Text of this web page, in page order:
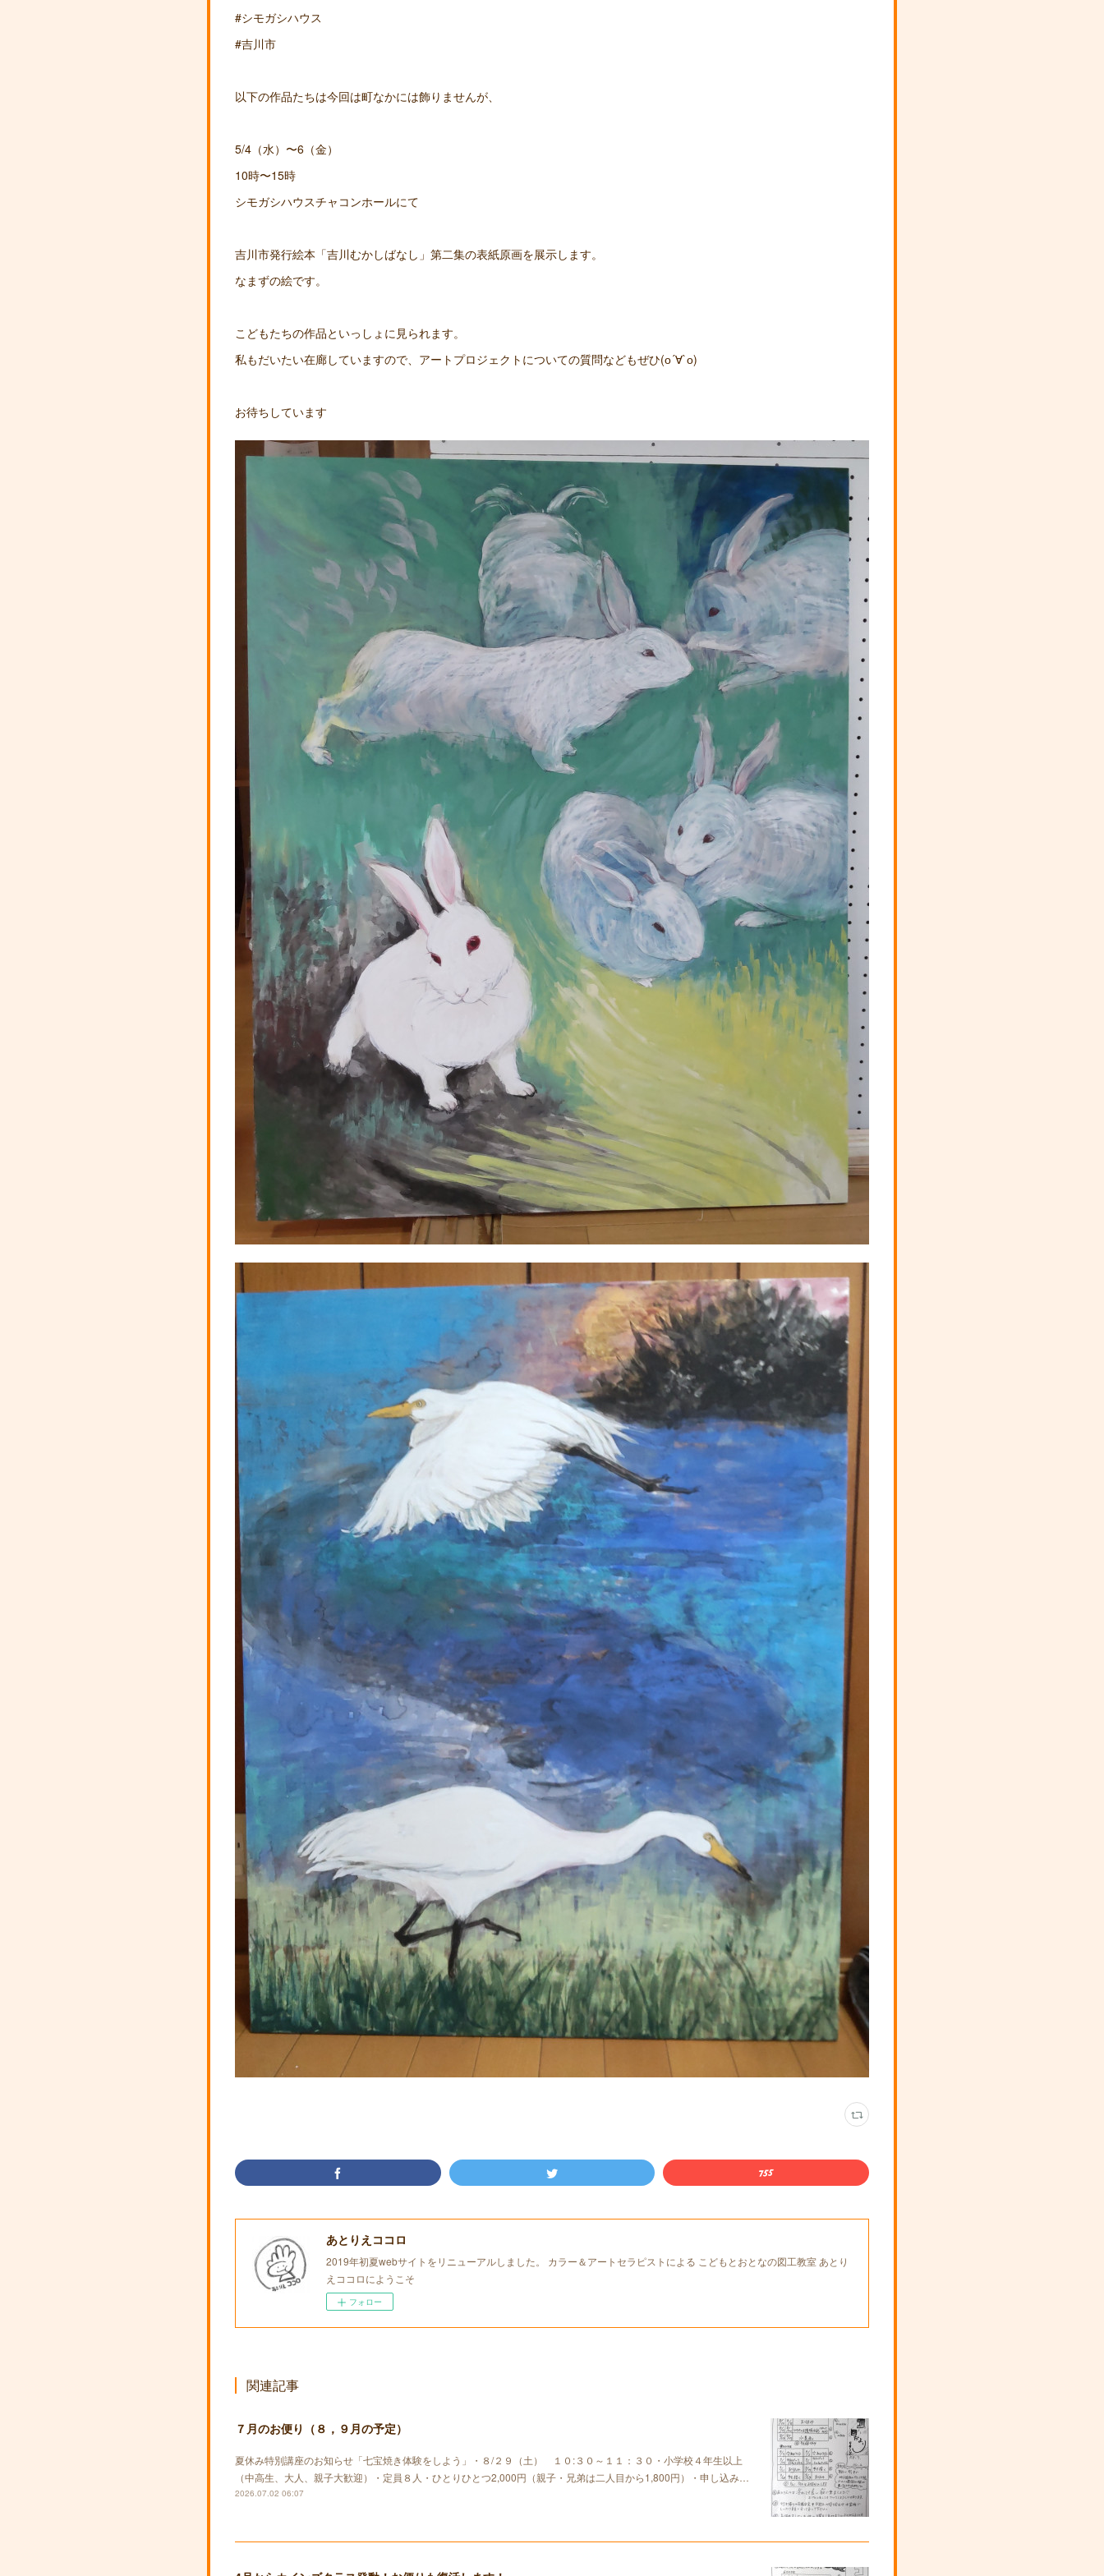
#シモガシハウス
#吉川市
以下の作品たちは今回は町なかには飾りませんが、
5/4（水）〜6（金）
10時〜15時
シモガシハウスチャコンホールにて
吉川市発行絵本「吉川むかしばなし」第二集の表紙原画を展示します。
なまずの絵です。
こどもたちの作品といっしょに見られます。
私もだいたい在廊していますので、アートプロジェクトについての質問などもぜひ(о´∀`о)
お待ちしています
あとりえココロ
2019年初夏webサイトをリニューアルしました。 カラー＆アートセラピストによる こどもとおとなの図工教室 あとり
えココロにようこそ
フォロー
関連記事
７月のお便り（８，９月の予定）
夏休み特別講座のお知らせ「七宝焼き体験をしよう」・８/２９（土） １０:３０～１１：３０・小学校４年生以上
（中高生、大人、親子大歓迎）・定員８人・ひとりひとつ2,000円（親子・兄弟は二人目から1,800円）・申し込み…
2026.07.02 06:07